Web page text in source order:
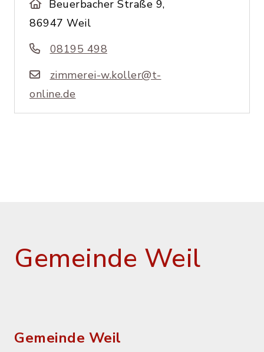
Beuerbacher Straße 9,
86947 Weil
08195 498
zimmerei-w.koller@t-
online.de
Gemeinde Weil
Gemeinde Weil